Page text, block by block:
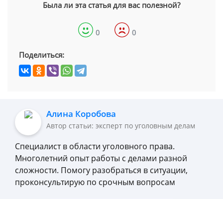
Была ли эта статья для вас полезной?
0 0
Поделиться:
Алина Коробова
Автор статьи: эксперт по уголовным делам
Специалист в области уголовного права.
Многолетний опыт работы с делами разной
сложности. Помогу разобраться в ситуации,
проконсультирую по срочным вопросам